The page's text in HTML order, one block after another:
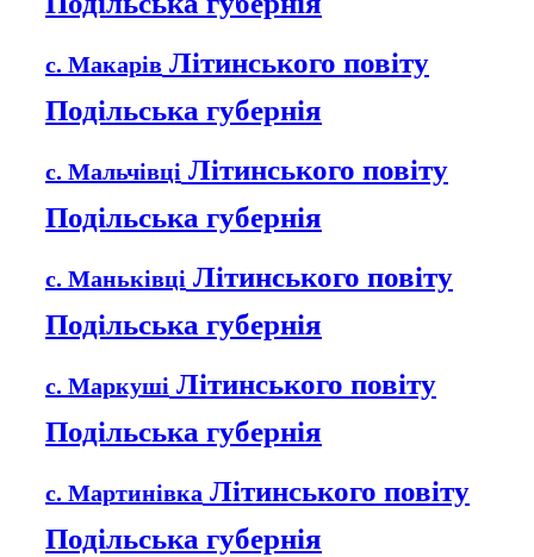
с. Макарів Літинського повіту
Подільська губернія
с. Мальчівці Літинського повіту
Подільська губернія
с. Маньківці Літинського повіту
Подільська губернія
с. Маркуші Літинського повіту
Подільська губернія
с. Мартинівка Літинського повіту
Подільська губернія